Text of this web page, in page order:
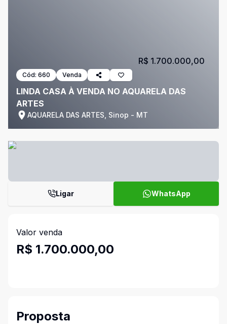
Cód: 660 Venda
LINDA CASA À VENDA NO AQUARELA DAS
ARTES
AQUARELA DAS ARTES, Sinop - MT
R$ 1.700.000,00
Ligar WhatsApp
Valor venda
R$ 1.700.000,00
Proposta